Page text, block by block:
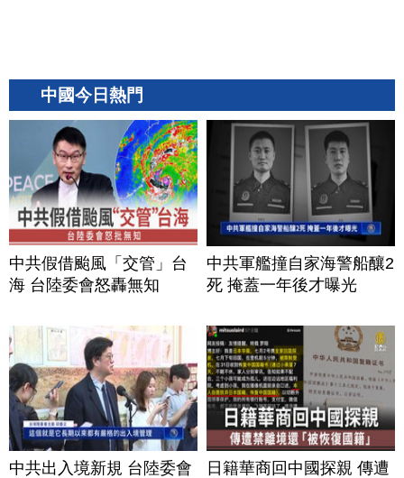
中國今日熱門
中共假借颱風「交管」台
海 台陸委會怒轟無知
中共軍艦撞自家海警船釀2
死 掩蓋一年後才曝光
中共出入境新規 台陸委會
日籍華商回中國探親 傳遭